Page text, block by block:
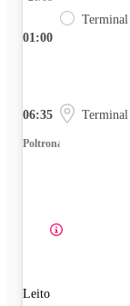
01:00
06:35
Poltrona
Leito